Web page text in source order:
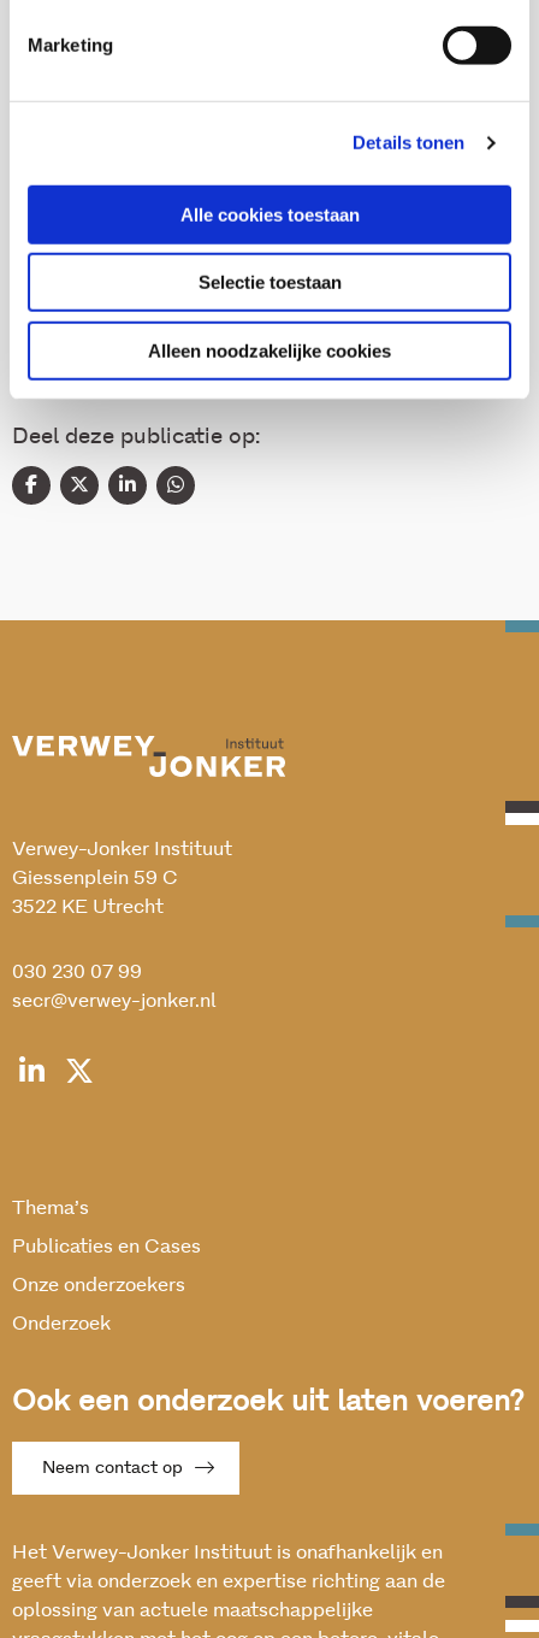
Marketing
Details tonen
Alle cookies toestaan
Selectie toestaan
Alleen noodzakelijke cookies
Onderwijs en ontwikkeling
Deel deze publicatie op:
Verwey-Jonker Instituut
Giessenplein 59 C
3522 KE Utrecht
030 230 07 99
secr@verwey-jonker.nl
Thema’s
Publicaties en Cases
Onze onderzoekers
Onderzoek
Ook een onderzoek uit laten voeren?
Neem contact op
Het Verwey-Jonker Instituut is onafhankelijk en
geeft via onderzoek en expertise richting aan de
oplossing van actuele maatschappelijke